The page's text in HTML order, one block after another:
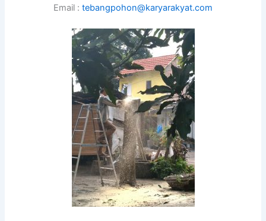
Email : tebangpohon@karyarakyat.com